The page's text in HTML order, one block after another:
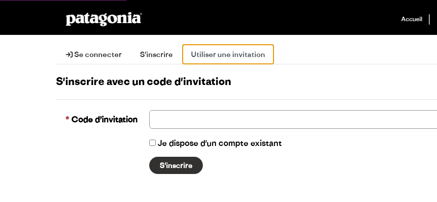
Accueil
Se connecter S'inscrire Utiliser une invitation
S'inscrire avec un code d'invitation
Code d’invitation
Je dispose d'un compte existant
S'inscrire